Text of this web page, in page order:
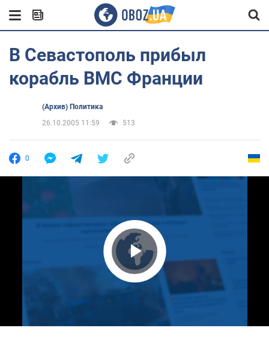
В Севастополь прибыл
корабль ВМС Франции
(Архив) Политика
26.10.2005 11:59
513
0
Play Video